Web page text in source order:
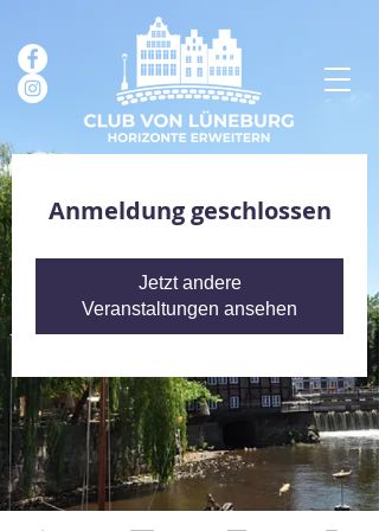
Anmeldung geschlossen
Jetzt andere
Veranstaltungen ansehen